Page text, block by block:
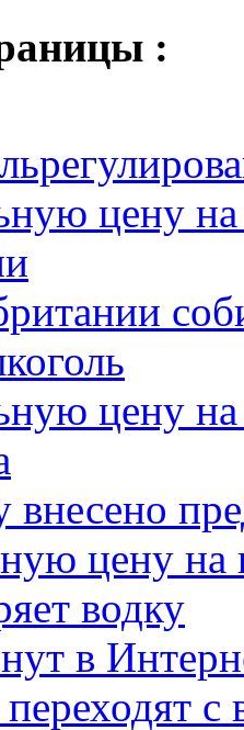
:
цену на
цену на
цену на
водку
в
с